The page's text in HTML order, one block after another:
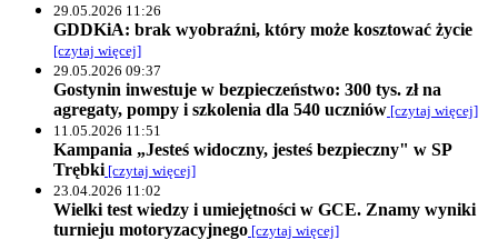
29.05.2026 11:26
GDDKiA: brak wyobraźni, który może kosztować życie
[czytaj więcej]
29.05.2026 09:37
Gostynin inwestuje w bezpieczeństwo: 300 tys. zł na
agregaty, pompy i szkolenia dla 540 uczniów [czytaj więcej]
11.05.2026 11:51
Kampania „Jesteś widoczny, jesteś bezpieczny" w SP
Trębki [czytaj więcej]
23.04.2026 11:02
Wielki test wiedzy i umiejętności w GCE. Znamy wyniki
turnieju motoryzacyjnego [czytaj więcej]